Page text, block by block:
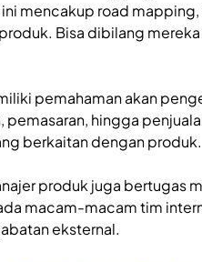
ini mencakup road
Bisa dibilang
pemahaman akan
pemasaran, hingga
berkaitan dengan produk.
produk juga bertugas
macam-macam tim
eksternal.